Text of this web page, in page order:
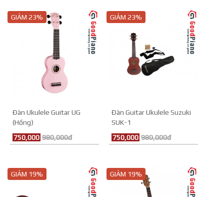
GIẢM 23%
Đàn Ukulele Guitar UG
(Hồng)
750,000 980,000đ
GIẢM 23%
Đàn Guitar Ukulele Suzuki
SUK-1
750,000 980,000đ
GIẢM 19% GIẢM 19%